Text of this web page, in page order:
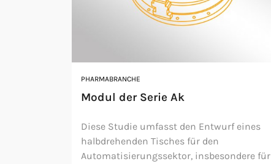
PHARMABRANCHE
Modul der Serie Ak
Diese Studie umfasst den Entwurf eines
halbdrehenden Tisches für den
Automatisierungssektor, insbesondere für